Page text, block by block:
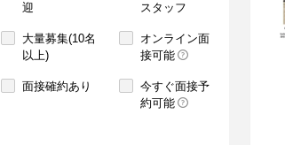
迎
スタッフ
大量募集(10名
以上)
オンライン面
接可能
面接確約あり
今すぐ面接予
約可能